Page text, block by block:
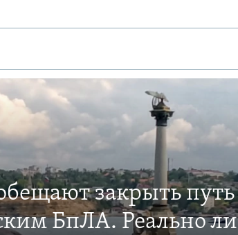
закрыть путь
БпЛА. Реально ли